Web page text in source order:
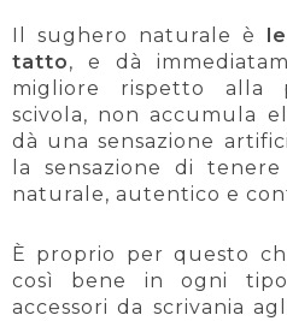
Il sughero naturale è
tatto, e dà
migliore rispetto alla
scivola, non accumula
dà una sensazione
la sensazione di
naturale, autentico e
È proprio per questo
così bene in ogni
accessori da scrivania